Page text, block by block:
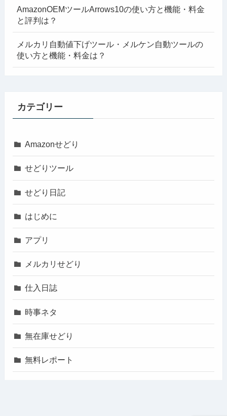
AmazonOEMツールArrows10の使い方と機能・料金
と評判は？
メルカリ自動値下げツール・メルケン自動ツールの
使い方と機能・料金は？
カテゴリー
Amazonせどり
せどりツール
せどり日記
はじめに
アプリ
メルカリせどり
仕入日誌
時事ネタ
無在庫せどり
無料レポート